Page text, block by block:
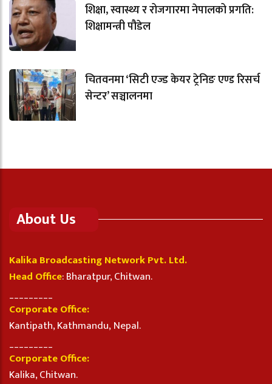
शिक्षा, स्वास्थ्य र रोजगारमा नेपालको प्रगति:
शिक्षामन्त्री पौडेल
चितवनमा ‘सिटी एज्ड केयर ट्रेनिङ एण्ड रिसर्च
सेन्टर’ सञ्चालनमा
About Us
Kalika Broadcasting Network Pvt. Ltd.
Head Office: Bharatpur, Chitwan.
Corporate Office:
Kantipath, Kathmandu, Nepal.
Corporate Office:
Kalika, Chitwan.